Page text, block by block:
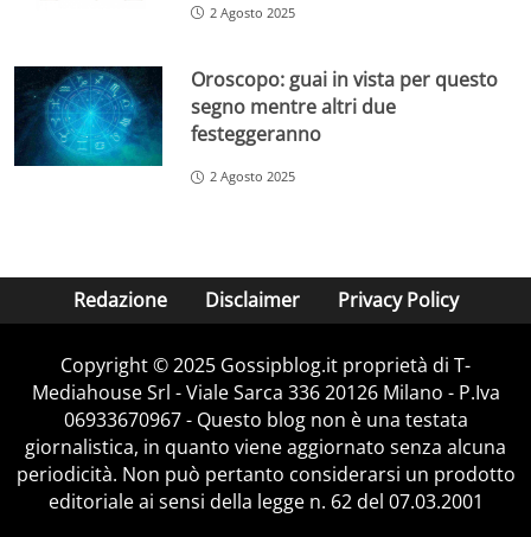
2 Agosto 2025
Oroscopo: guai in vista per questo
segno mentre altri due
festeggeranno
2 Agosto 2025
Redazione Disclaimer Privacy Policy
Copyright © 2025 Gossipblog.it proprietà di T-
Mediahouse Srl - Viale Sarca 336 20126 Milano - P.Iva
06933670967 - Questo blog non è una testata
giornalistica, in quanto viene aggiornato senza alcuna
periodicità. Non può pertanto considerarsi un prodotto
editoriale ai sensi della legge n. 62 del 07.03.2001